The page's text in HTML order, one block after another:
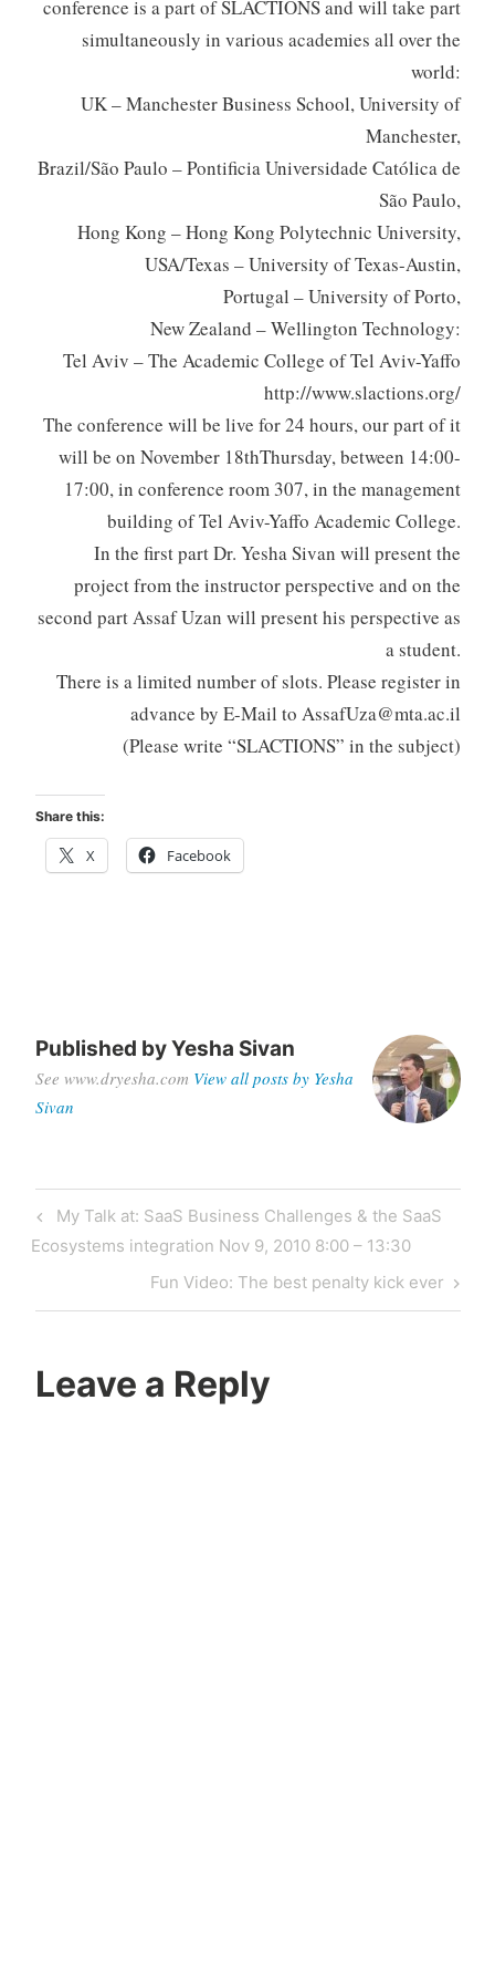
conference is a part of SLACTIONS and will take part
simultaneously in various academies all over the
world:
UK – Manchester Business School, University of
Manchester,
Brazil/São Paulo – Pontificia Universidade Católica de
São Paulo,
Hong Kong – Hong Kong Polytechnic University,
USA/Texas – University of Texas-Austin,
Portugal – University of Porto,
New Zealand – Wellington Technology:
Tel Aviv – The Academic College of Tel Aviv-Yaffo
http://www.slactions.org/
The conference will be live for 24 hours, our part of it
will be on November 18thThursday, between 14:00-
17:00, in conference room 307, in the management
building of Tel Aviv-Yaffo Academic College.
In the first part Dr. Yesha Sivan will present the
project from the instructor perspective and on the
second part Assaf Uzan will present his perspective as
a student.
There is a limited number of slots. Please register in
advance by E-Mail to AssafUza@mta.ac.il
(Please write “SLACTIONS” in the subject)
Share this:
X Facebook
Published byYesha Sivan
See www.dryesha.com View all posts by Yesha
Sivan
Post
navigation
Previous
Post
My Talk at: SaaS Business Challenges & the SaaS
Ecosystems integration Nov 9, 2010 8:00 – 13:30
Next
Post
Fun Video: The best penalty kick ever
Leave a Reply